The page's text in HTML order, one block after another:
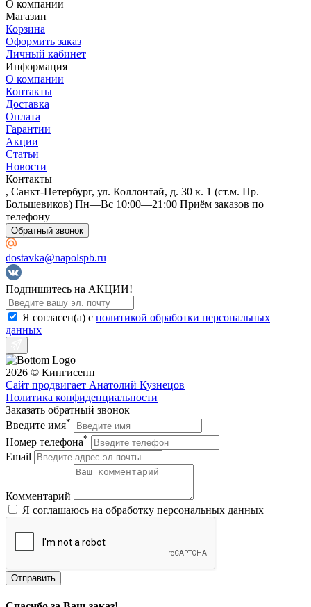
О компании
Магазин
Корзина
Оформить заказ
Личный кабинет
Информация
О компании
Контакты
Доставка
Оплата
Гарантии
Акции
Статьи
Новости
Контакты
, Санкт-Петербург, ул. Коллонтай, д. 30 к. 1 (ст.м. Пр.
Большевиков) Пн—Вс 10:00—21:00 Приём заказов по
телефону
Обратный звонок
dostavka@napolspb.ru
Подпишитесь на АКЦИИ!
Я согласен(a) с политикой обработки персональных
данных
2026 © Кингисепп
Сайт продвигает Анатолий Кузнецов
Политика конфиденциальности
Заказать обратный звонок
Введите имя*
Номер телефона*
Email
Комментарий
Я соглашаюсь на обработку персональных данных
Отправить